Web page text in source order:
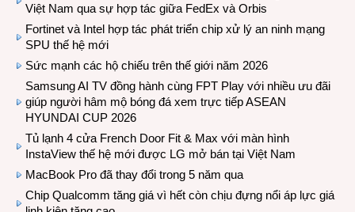
Việt Nam qua sự hợp tác giữa FedEx và Orbis
Fortinet và Intel hợp tác phát triển chip xử lý an ninh mạng
SPU thế hệ mới
Sức mạnh các hộ chiếu trên thế giới năm 2026
Samsung AI TV đồng hành cùng FPT Play với nhiều ưu đãi
giúp người hâm mộ bóng đá xem trực tiếp ASEAN
HYUNDAI CUP 2026
Tủ lạnh 4 cửa French Door Fit & Max với màn hình
InstaView thế hệ mới được LG mở bán tại Việt Nam
MacBook Pro đã thay đổi trong 5 năm qua
Chip Qualcomm tăng giá vì hết còn chịu đựng nổi áp lực giá